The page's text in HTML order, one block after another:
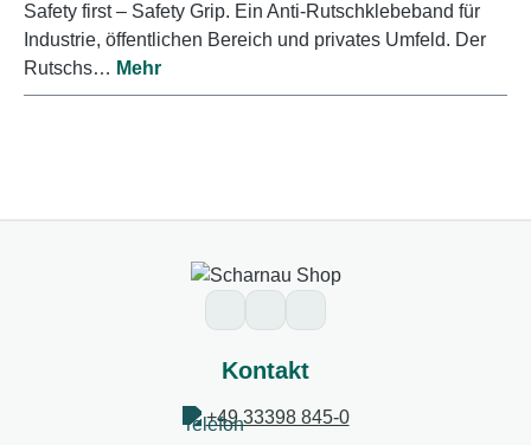
Safety first – Safety Grip. Ein Anti-Rutschklebeband für
Industrie, öffentlichen Bereich und privates Umfeld. Der
Rutschs… Mehr
Kontakt
+49 33398 845-0